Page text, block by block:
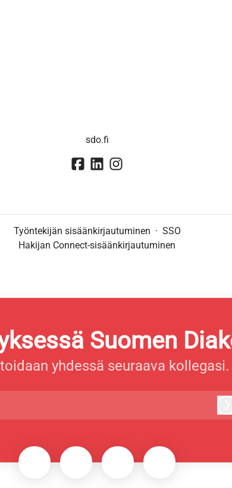
sdo.fi
Työntekijän sisäänkirjautuminen · SSO
Hakijan Connect-sisäänkirjautuminen
Suomen
yhdessä seuraava kollegasi.